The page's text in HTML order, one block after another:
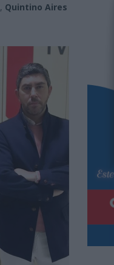
, Quintino Aires